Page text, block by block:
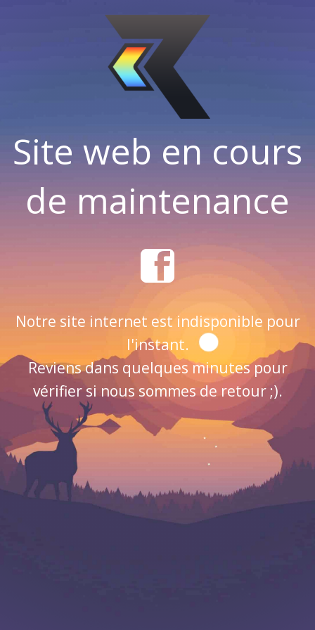
Site web en cours
de maintenance
Notre site internet est indisponible pour
l'instant.
Reviens dans quelques minutes pour
vérifier si nous sommes de retour ;).